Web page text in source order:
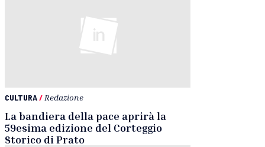
CULTURA/ Redazione
La bandiera della pace aprirà la
59esima edizione del Corteggio
Storico di Prato